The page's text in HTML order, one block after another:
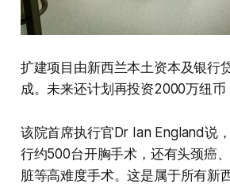
扩建项目由新西兰本土资本及银行
成。未来还计划再投资2000万纽币
该院首席执行官Dr Ian England说
行约500台开胸手术，还有头颈癌
脏等高难度手术。这是属于所有新